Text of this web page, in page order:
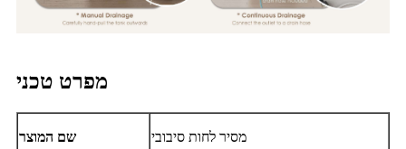
מפרט טכני
שם המוצר מסיר לחות סיבובי